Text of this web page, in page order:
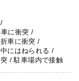
に衝突 /
車に衝突 /
にはねられる /
/ 駐車場内で接触